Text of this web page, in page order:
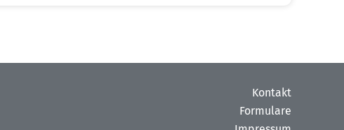
Kontakt
Formulare